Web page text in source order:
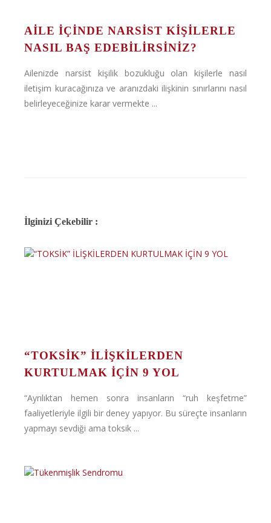
AİLE İÇİNDE NARSİST KİŞİLERLE
NASIL BAŞ EDEBİLİRSİNİZ?
Ailenizde narsist kişilik bozukluğu olan kişilerle nasıl
iletişim kuracağınıza ve aranızdaki ilişkinin sınırlarını nasıl
belirleyeceğinize karar vermekte ...
İlginizi Çekebilir :
“TOKSİK” İLİŞKİLERDEN
KURTULMAK İÇİN 9 YOL
“Ayrılıktan hemen sonra insanların “ruh keşfetme”
faaliyetleriyle ilgili bir deney yapıyor. Bu süreçte insanların
yapmayı sevdiği ama toksik ...